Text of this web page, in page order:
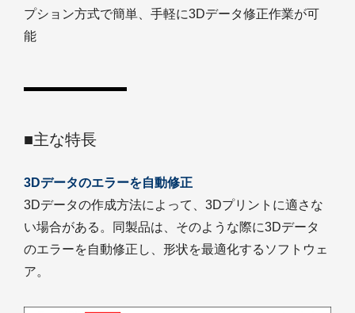
プション方式で簡単、手軽に3Dデータ修正作業が可
能
■主な特長
3Dデータのエラーを自動修正
3Dデータの作成方法によって、3Dプリントに適さな
い場合がある。同製品は、そのような際に3Dデータ
のエラーを自動修正し、形状を最適化するソフトウェ
ア。